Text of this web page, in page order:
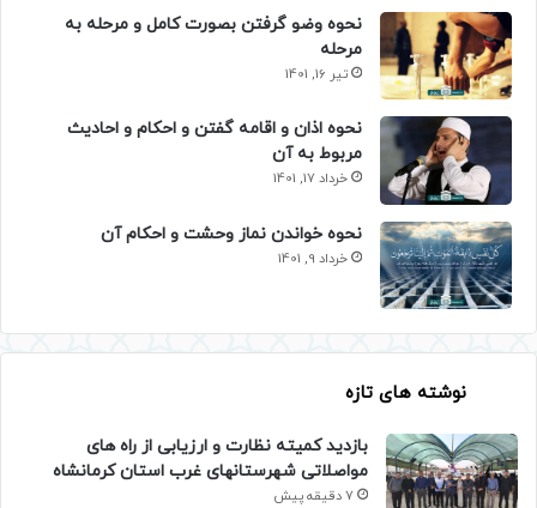
نحوه وضو گرفتن بصورت کامل و مرحله به
مرحله
تیر 16, 1401
نحوه اذان و اقامه گفتن و احکام و احادیث
مربوط به آن
خرداد 17, 1401
نحوه خواندن نماز وحشت و احکام آن
خرداد 9, 1401
نوشته های تازه
بازدید کمیته نظارت و ارزیابی از راه های
مواصلاتی شهرستانهای غرب استان کرمانشاه
7 دقیقه پیش